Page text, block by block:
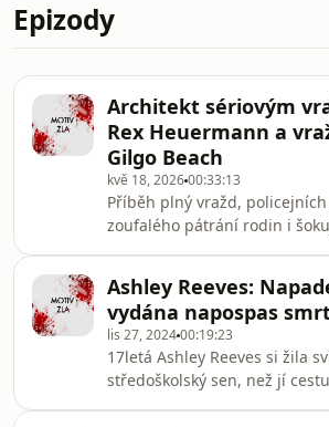
Epizody
Architekt sériovým
Rex Heuermann a
Gilgo Beach
kvě 18, 202600:33:13
Příběh plný vražd,
zoufalého pátrání rodin i
od rodiny. Jak mohl Rex
po tolik let unikat
zatímco podél pláže Gilgo
přibývaly další oběti? To se
nové epizodě true crime
Motiv zla.
Ashley Reeves:
vydána napospas
lis 27, 202400:19:23
17letá Ashley Reeves si žila
středoškolský sen, než jí